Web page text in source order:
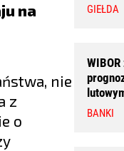
na
nie
z
o
GIEŁDA
BANKI